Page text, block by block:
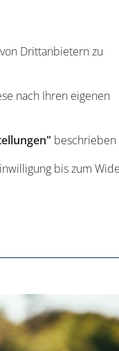
Drittanbietern zu
nach Ihren eigenen
bis zum